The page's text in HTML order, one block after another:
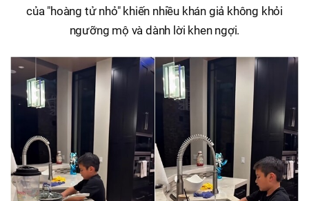
của "hoàng tử nhỏ" khiến nhiều khán giả không khỏi
ngưỡng mộ và dành lời khen ngợi.